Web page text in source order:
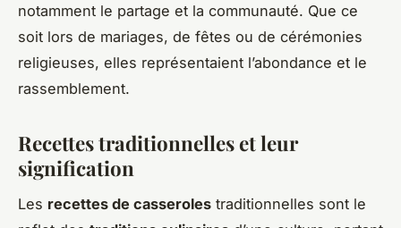
notamment le partage et la communauté. Que ce
soit lors de mariages, de fêtes ou de cérémonies
religieuses, elles représentaient l’abondance et le
rassemblement.
Recettes traditionnelles et leur
signification
Les recettes de casseroles traditionnelles sont le